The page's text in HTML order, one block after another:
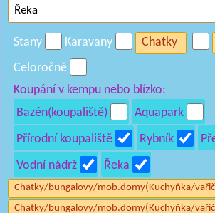
Stany Karavany Chatky
Celoročně
Koupání v kempu nebo blízko:
Bazén(koupaliště)
Aquapark
Přírodní koupaliště
Rybník
Vodní nádrž
Řeka
Chatky/bungalovy/mob.domy(Kuchyňka/
Chatky/bungalovy/mob.domy(Kuchyňka/